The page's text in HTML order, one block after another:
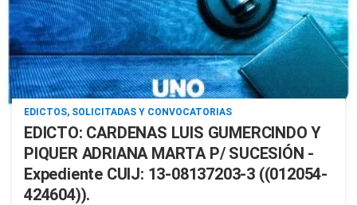
EDICTOS, SOLICITADAS Y CONVOCATORIAS
EDICTO: CARDENAS LUIS GUMERCINDO Y
PIQUER ADRIANA MARTA P/ SUCESIÓN -
Expediente CUIJ: 13-08137203-3 ((012054-
424604)).